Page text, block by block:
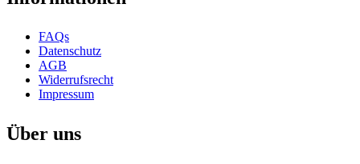
FAQs
Datenschutz
AGB
Widerrufsrecht
Impressum
Über uns